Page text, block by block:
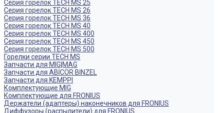
Серия горелок TECH MS 25
Серия горелок TECH MS 26
Серия горелок TECH MS 36
Серия горелок TECH MS 40
Серия горелок TECH MS 400
Серия горелок TECH MS 450
Серия горелок TECH MS 500
Горелки серии TECH MS
Запчасти для MIG|MAG
Запчасти для ABICOR BINZEL
Запчасти для KEMPPI
Комплектующие MIG
Комплектующие для FRONIUS
Держатели (адаптеры) наконечников для FRONIUS
Диффузоры (распылители) для FRONIUS